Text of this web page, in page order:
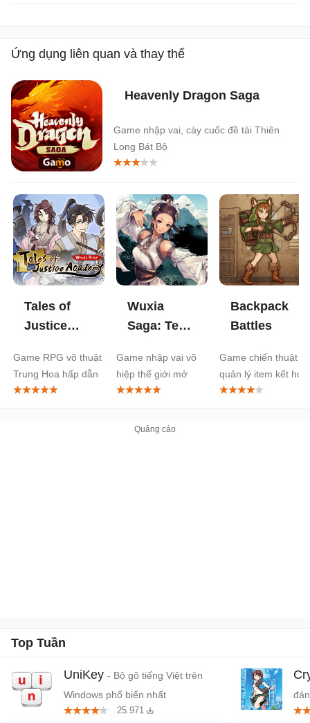
Ứng dụng liên quan và thay thế
Heavenly Dragon Saga
Game nhập vai, cày cuốc đề tài Thiên
Long Bát Bộ
Tales of
Justice
Winds
Arise
Game RPG võ thuật
Trung Hoa hấp dẫn
Wuxia
Saga: Ten
Paths
Game nhập vai võ
hiệp thế giới mở
Backpack
Battles
Game chiến thuật
quản lý item kết hợp
Auto Battler
Top Tuần
UniKey - Bộ gõ tiếng Việt trên
Windows phổ biến nhất
25.971